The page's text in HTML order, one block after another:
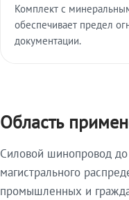
Комплект с
обеспечивает предел
документации.
Область
Силовой шинопровод
магистрального
промышленных и